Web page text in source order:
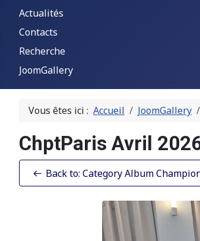
Actualités
Contacts
Recherche
JoomGallery
Vous êtes ici : Accueil JoomGallery
ChptParis Avril
Back to: Category Album